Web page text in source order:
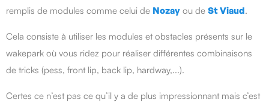
remplis de modules comme celui de Nozay ou de St Viaud.
Cela consiste à utiliser les modules et obstacles présents sur le
wakepark où vous ridez pour réaliser différentes combinaisons
de tricks (pess, front lip, back lip, hardway,...).
Certes ce n’est pas ce qu’il y a de plus impressionnant mais c’est